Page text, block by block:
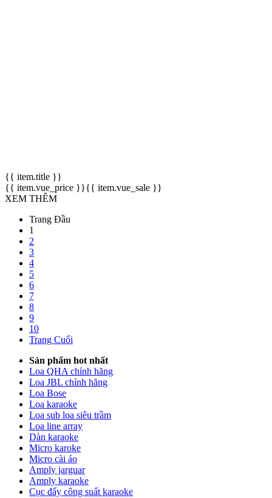
{{ item.title }}
{{ item.vue_price }}{{ item.vue_sale }}
XEM THÊM
Trang Đầu
1
2
3
4
5
6
7
8
9
10
Trang Cuối
Sản phẩm hot nhất
Loa QHA chính hãng
Loa JBL chính hãng
Loa Bose
Loa karaoke
Loa sub loa siêu trầm
Loa line array
Dàn karaoke
Micro karoke
Micro cài áo
Amply jarguar
Amply karaoke
Cục đẩy công suất karaoke